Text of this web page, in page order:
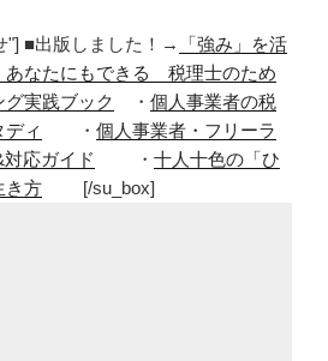
"] ■出版しました！→
「強み」を活
あなたにもできる 税理士のため
実践ブック
・ 個人事業者の税
ィ
・ 個人事業者・フリーラ
応ガイド
・ 十人十色の「ひ
き方 [/su_box]